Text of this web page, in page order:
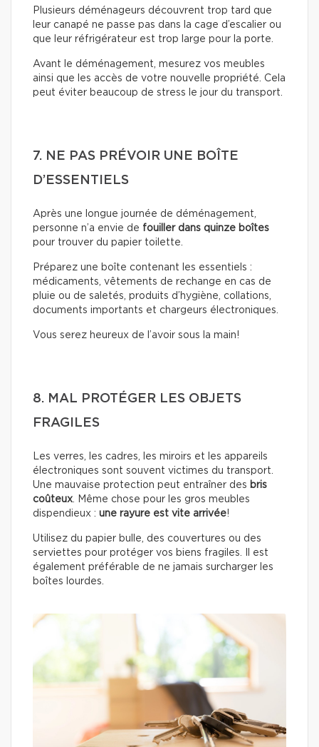
Plusieurs déménageurs découvrent trop tard que
leur canapé ne passe pas dans la cage d’escalier ou
que leur réfrigérateur est trop large pour la porte.
Avant le déménagement, mesurez vos meubles
ainsi que les accès de votre nouvelle propriété. Cela
peut éviter beaucoup de stress le jour du transport.
7. NE PAS PRÉVOIR UNE BOÎTE
D’ESSENTIELS
Après une longue journée de déménagement,
personne n’a envie de fouiller dans quinze boîtes
pour trouver du papier toilette.
Préparez une boîte contenant les essentiels :
médicaments, vêtements de rechange en cas de
pluie ou de saletés, produits d’hygiène, collations,
documents importants et chargeurs électroniques.
Vous serez heureux de l’avoir sous la main!
8. MAL PROTÉGER LES OBJETS
FRAGILES
Les verres, les cadres, les miroirs et les appareils
électroniques sont souvent victimes du transport.
Une mauvaise protection peut entraîner des bris
coûteux. Même chose pour les gros meubles
dispendieux : une rayure est vite arrivée!
Utilisez du papier bulle, des couvertures ou des
serviettes pour protéger vos biens fragiles. Il est
également préférable de ne jamais surcharger les
boîtes lourdes.